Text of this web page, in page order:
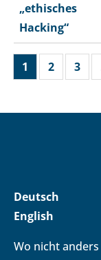
„ethisches
Hacking“
1 2 3
Deutsch
English
Wo nicht